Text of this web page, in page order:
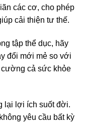
các cơ, cho phép
cải thiện tư thế.
tập thể dục, hãy
đổi mới mẻ so với
cường cả sức khỏe
lại lợi ích suốt đời.
yêu cầu bất kỳ